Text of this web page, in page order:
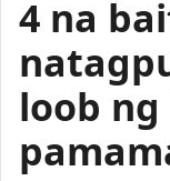
4 na
loob